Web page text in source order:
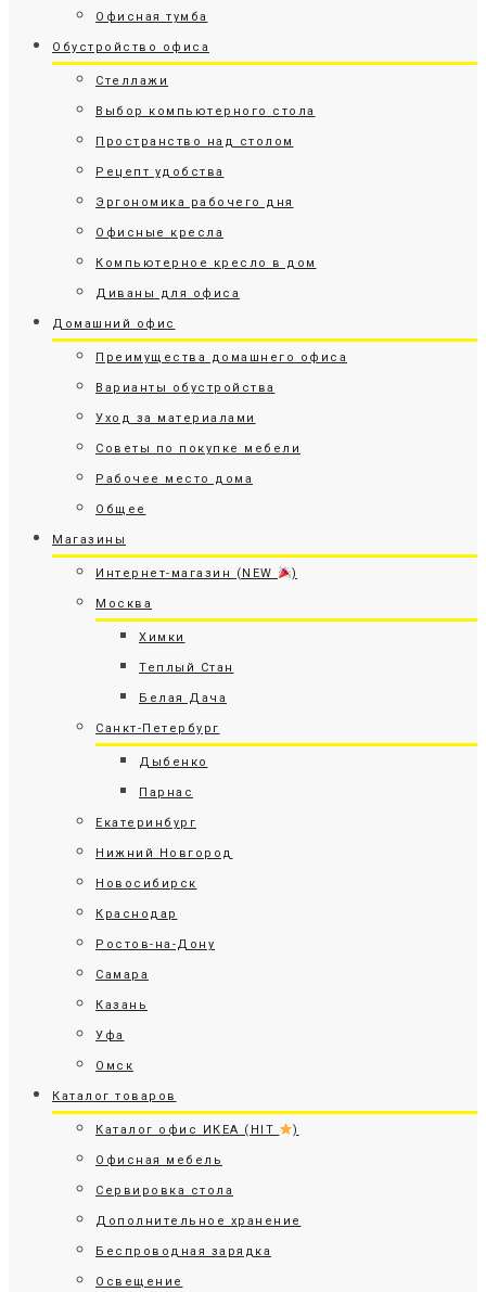
Офисная тумба
Обустройство офиса
Стеллажи
Выбор компьютерного стола
Пространство над столом
Рецепт удобства
Эргономика рабочего дня
Офисные кресла
Компьютерное кресло в дом
Диваны для офиса
Домашний офис
Преимущества домашнего офиса
Варианты обустройства
Уход за материалами
Советы по покупке мебели
Рабочее место дома
Общее
Магазины
Интернет-магазин (NEW )
Москва
Химки
Теплый Стан
Белая Дача
Санкт-Петербург
Дыбенко
Парнас
Екатеринбург
Нижний Новгород
Новосибирск
Краснодар
Ростов-на-Дону
Самара
Казань
Уфа
Омск
Каталог товаров
Каталог офис ИКЕА (HIT )
Офисная мебель
Сервировка стола
Дополнительное хранение
Беспроводная зарядка
Освещение